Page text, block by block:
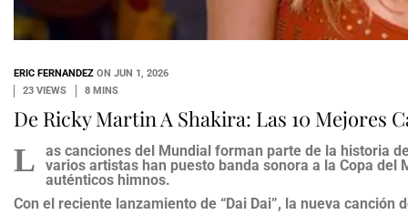
ERIC FERNANDEZ ON JUN 1, 2026
23 VIEWS
8 MINS
De Ricky Martin A Shakira: Las 10 Mejores
L
as canciones del Mundial forman parte de la historia
varios artistas han puesto banda sonora a la Copa
auténticos himnos.
Con el reciente lanzamiento de “Dai Dai”, la nueva canción